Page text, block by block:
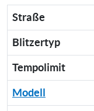
Straße
Blitzertyp
Tempolimit
Modell